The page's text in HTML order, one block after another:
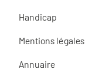
Handicap
Mentions légales
Annuaire